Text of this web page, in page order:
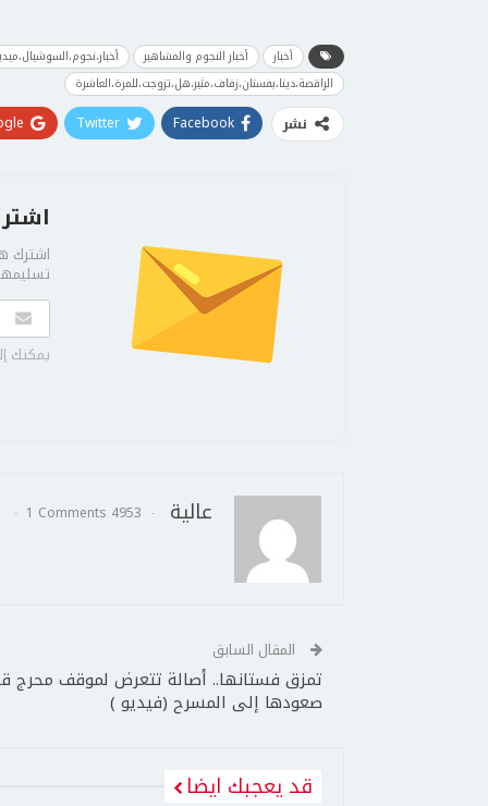
أخبار أخبار النجوم والمشاهير
الراقصة،دينا،بفستان،زفاف،مثير،هل،تزوجت،للمرة،العاشرة
نشر Facebook
Twitter
اشترك
يمكنك
عالية 4953 Posts
1 Comments
المقال السابق
تمزق فستانها.. أصالة تتعرض لموقف محرج
صعودها إلى المسرح (فيديو )
قد يعجبك ايضا